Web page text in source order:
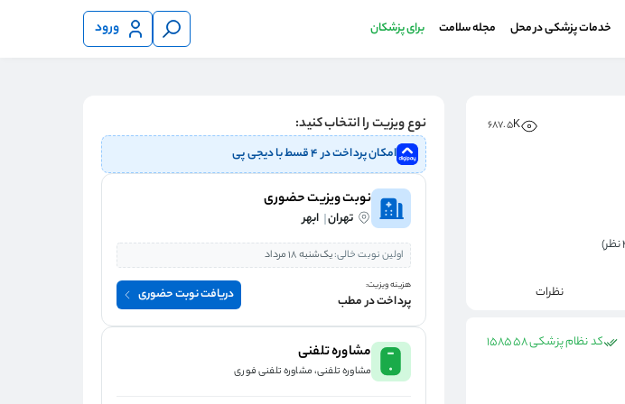
ورود خدمات پزشکی در محل مجله سلامت برای پزشکان
687.5K
نظرات
نوع ویزیت را انتخاب کنید:
امکان پرداخت در ۴ قسط با دیجی پی
نوبت ویزیت حضوری
تهران ابهر
اولین نوبت خالی:یک‌شنبه 18 مرداد
هزینه ویزیت:
پرداخت در مطب دریافت نوبت حضوری
مشاوره تلفنی
مشاوره تلفنی، مشاوره تلفنی فوری
کد نظام پزشکی 158558